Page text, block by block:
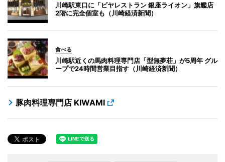
川崎駅東口に「ビヤレストラン 銀座ライオン」旗艦店
2階に完全個室も（川崎経済新聞）
食べる
川崎駅近くの馬肉料理専門店「型無夢荘」が5周年 グル
ープで24時間営業目指す（川崎経済新聞）
豚肉料理専門店 KIWAMI